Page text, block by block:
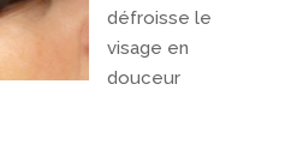
défroisse le
visage en
douceur